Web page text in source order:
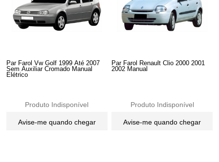
Par Farol Vw Golf 1999 Até 2007
Sem Auxiliar Cromado Manual
Elétrico
Produto Indisponível
Avise-me quando chegar
Par Farol Renault Clio 2000 2001
2002 Manual
Produto Indisponível
Avise-me quando chegar